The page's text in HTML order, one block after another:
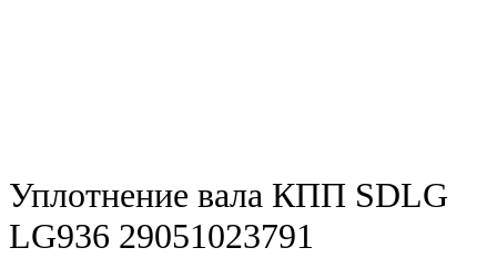
Уплотнение вала КПП SDLG
LG936 29051023791